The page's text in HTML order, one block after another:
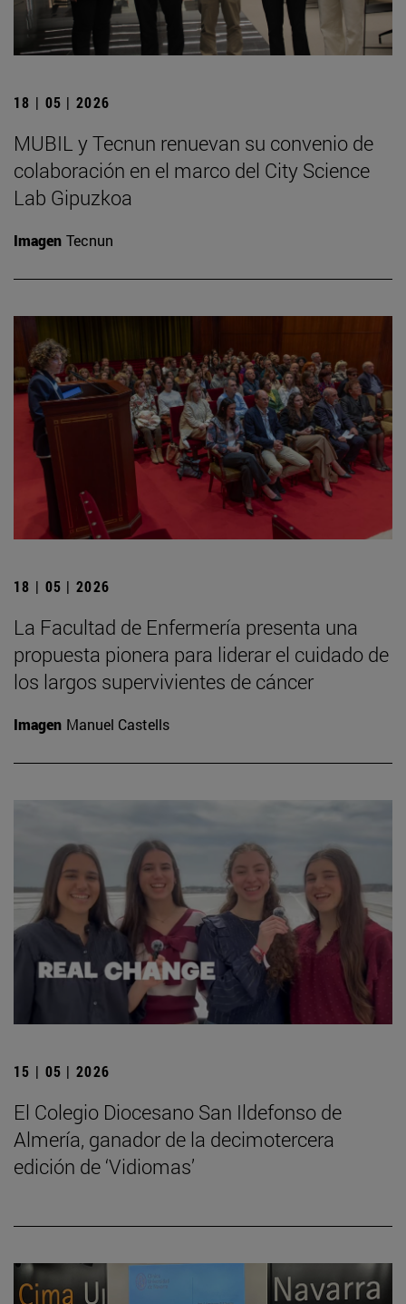
18 | 05 | 2026
MUBIL y Tecnun renuevan su convenio de
colaboración en el marco del City Science
Lab Gipuzkoa
Imagen Tecnun
18 | 05 | 2026
La Facultad de Enfermería presenta una
propuesta pionera para liderar el cuidado de
los largos supervivientes de cáncer
Imagen Manuel Castells
15 | 05 | 2026
El Colegio Diocesano San Ildefonso de
Almería, ganador de la decimotercera
edición de ‘Vidiomas’